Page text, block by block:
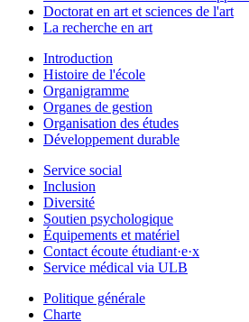
Doctorat en art et sciences de l'art
La recherche en art
Introduction
Histoire de l'école
Organigramme
Organes de gestion
Organisation des études
Développement durable
Service social
Inclusion
Diversité
Soutien psychologique
Équipements et matériel
Contact écoute étudiant·e·x
Service médical via ULB
Politique générale
Charte